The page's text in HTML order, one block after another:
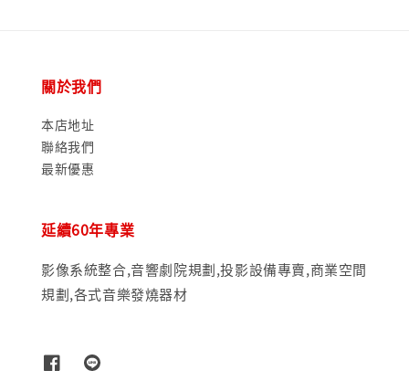
關於我們
本店地址
聯絡我們
最新優惠
延續60年專業
影像系統整合,音響劇院規劃,投影設備專賣,商業空間
規劃,各式音樂發燒器材